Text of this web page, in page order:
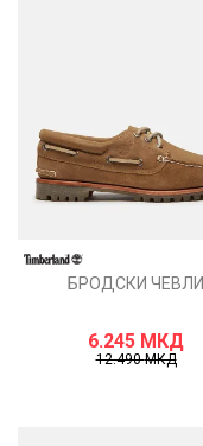
БРОДСКИ ЧЕВЛИ
6.245 МКД
12.490МКД